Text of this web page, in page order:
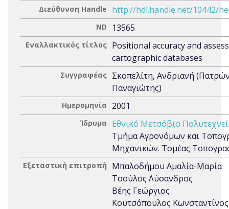
Διεύθυνση Handle http://hdl.handle.net/10442/
ND 13565
Εναλλακτικός τίτλος Positional accuracy and
cartographic databases
Συγγραφέας Σκοπελίτη, Ανδριανή
Παναγιώτης)
Ημερομηνία 2001
Ίδρυμα
Εθνικό Μετσόβιο
Τμήμα Αγρονόμων και
Μηχανικών. Τομέας
Εξεταστική επιτροπή
Μπαλοδήμου Αμαλία-Μαρία
Τσούλος Λύσανδρος
Βέης Γεώργιος
Κουτσόπουλος Κωνσταντίνος